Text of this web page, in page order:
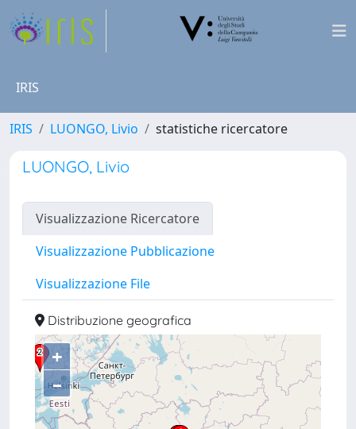
IRIS
IRIS LUONGO, Livio statistiche ricercatore
LUONGO, Livio
Visualizzazione Ricercatore
Visualizzazione Pubblicazione
Visualizzazione File
Distribuzione geografica
+
–